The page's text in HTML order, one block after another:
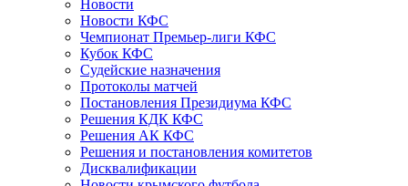
Новости
Новости КФС
Чемпионат Премьер-лиги КФС
Кубок КФС
Судейские назначения
Протоколы матчей
Постановления Президиума КФС
Решения КДК КФС
Решения АК КФС
Решения и постановления комитетов
Дисквалификации